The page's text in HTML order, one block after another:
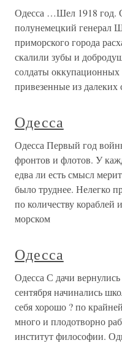
Одесса …Шел 1918 год.
полунемецкий генерал
приморского города
скалили зубы и
солдаты оккупационных
привезенные из
Одесса
Одесса Первый год
фронтов и флотов. У
едва ли есть смысл
было труднее. Нелегко
по количеству
морском
Одесса
Одесса С дачи вернулись
сентября начинались
себя хорошо ? по
много и плодотворно
институт философии.